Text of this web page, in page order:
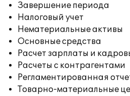
Завершение периода
Налоговый учет
Нематериальные активы
Основные средства
Расчет зарплаты и
Расчеты с контрагентами
Регламентированная
Товарно-материальные